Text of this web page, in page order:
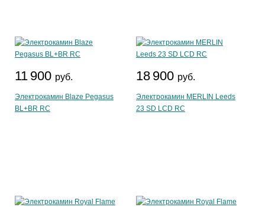
11 900 руб.
Электрокамин Blaze Pegasus
BL+BR RC
18 900 руб.
Электрокамин MERLIN Leeds
23 SD LCD RC